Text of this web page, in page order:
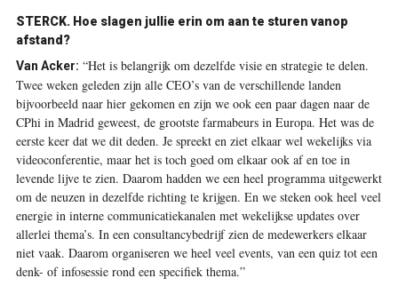
STERCK. Hoe slagen jullie erin om aan te sturen vanop
afstand?
Van Acker: “Het is belangrijk om dezelfde visie en strategie te delen.
Twee weken geleden zijn alle CEO’s van de verschillende landen
bijvoorbeeld naar hier gekomen en zijn we ook een paar dagen naar de
CPhi in Madrid geweest, de grootste farmabeurs in Europa. Het was de
eerste keer dat we dit deden. Je spreekt en ziet elkaar wel wekelijks via
videoconferentie, maar het is toch goed om elkaar ook af en toe in
levende lijve te zien. Daarom hadden we een heel programma uitgewerkt
om de neuzen in dezelfde richting te krijgen. En we steken ook heel veel
energie in interne communicatiekanalen met wekelijkse updates over
allerlei ­thema’s. In een consultancybedrijf zien de medewerkers elkaar
niet vaak. Daarom organiseren we heel veel events, van een quiz tot een
denk- of info­sessie rond een specifiek thema.”